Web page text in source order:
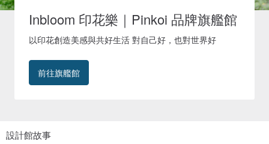
Inbloom 印花樂｜Pinkoi 品牌旗艦館
以印花創造美感與共好生活 對自己好，也對世界好
前往旗艦館
設計館故事